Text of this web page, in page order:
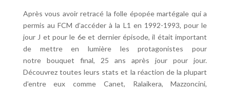
Après vous avoir retracé la folle épopée martégale qui a
permis au FCM d’accéder à la L1 en 1992-1993, pour le
jour J et pour le 6e et dernier épisode, il était important
de mettre en lumière les protagonistes pour
notre bouquet final, 25 ans après jour pour jour.
Découvrez toutes leurs stats et la réaction de la plupart
d’entre eux comme Canet, Ralaikera, Mazzoncini,